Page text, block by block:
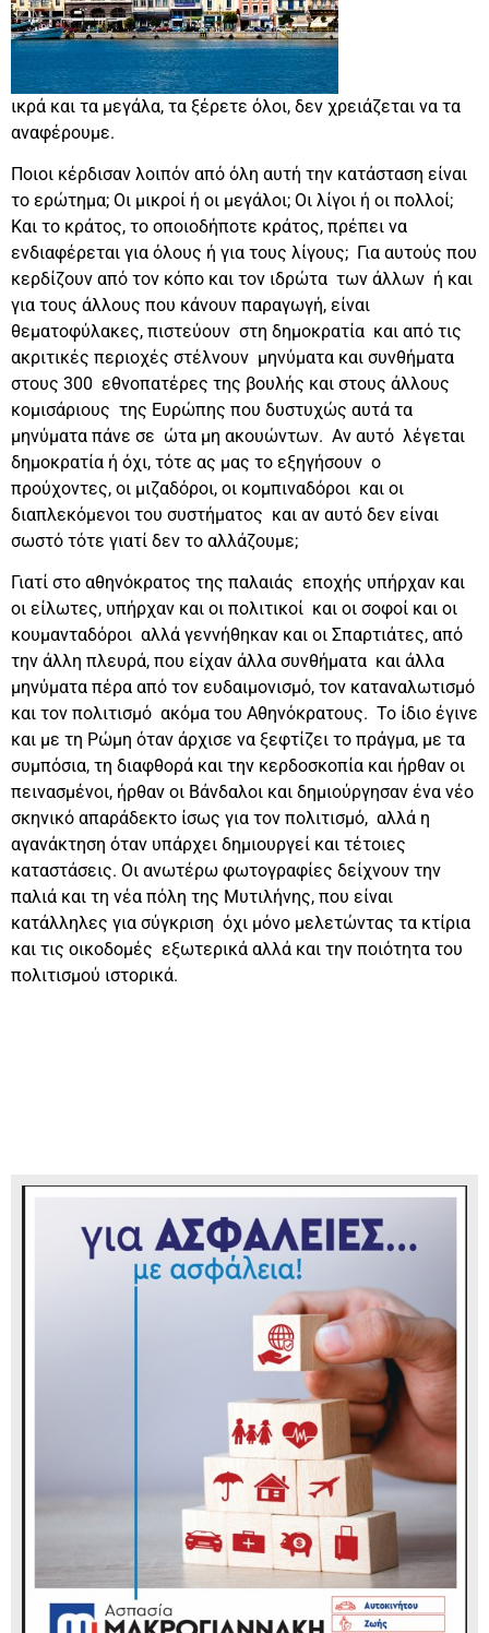
ικρά και τα μεγάλα, τα ξέρετε όλοι, δεν χρειάζεται να τα
αναφέρουμε.
Ποιοι κέρδισαν λοιπόν από όλη αυτή την κατάσταση είναι
το ερώτημα; Οι μικροί ή οι μεγάλοι; Οι λίγοι ή οι πολλοί;
Και το κράτος, το οποιοδήποτε κράτος, πρέπει να
ενδιαφέρεται για όλους ή για τους λίγους; Για αυτούς που
κερδίζουν από τον κόπο και τον ιδρώτα των άλλων ή και
για τους άλλους που κάνουν παραγωγή, είναι
θεματοφύλακες, πιστεύουν στη δημοκρατία και από τις
ακριτικές περιοχές στέλνουν μηνύματα και συνθήματα
στους 300 εθνοπατέρες της βουλής και στους άλλους
κομισάριους της Ευρώπης που δυστυχώς αυτά τα
μηνύματα πάνε σε ώτα μη ακουώντων. Αν αυτό λέγεται
δημοκρατία ή όχι, τότε ας μας το εξηγήσουν ο
προύχοντες, οι μιζαδόροι, οι κομπιναδόροι και οι
διαπλεκόμενοι του συστήματος και αν αυτό δεν είναι
σωστό τότε γιατί δεν το αλλάζουμε;
Γιατί στο αθηνόκρατος της παλαιάς εποχής υπήρχαν και
οι είλωτες, υπήρχαν και οι πολιτικοί και οι σοφοί και οι
κουμανταδόροι αλλά γεννήθηκαν και οι Σπαρτιάτες, από
την άλλη πλευρά, που είχαν άλλα συνθήματα και άλλα
μηνύματα πέρα από τον ευδαιμονισμό, τον καταναλωτισμό
και τον πολιτισμό ακόμα του Αθηνόκρατους. Το ίδιο έγινε
και με τη Ρώμη όταν άρχισε να ξεφτίζει το πράγμα, με τα
συμπόσια, τη διαφθορά και την κερδοσκοπία και ήρθαν οι
πεινασμένοι, ήρθαν οι Βάνδαλοι και δημιούργησαν ένα νέο
σκηνικό απαράδεκτο ίσως για τον πολιτισμό, αλλά η
αγανάκτηση όταν υπάρχει δημιουργεί και τέτοιες
καταστάσεις. Οι ανωτέρω φωτογραφίες δείχνουν την
παλιά και τη νέα πόλη της Μυτιλήνης, που είναι
κατάλληλες για σύγκριση όχι μόνο μελετώντας τα κτίρια
και τις οικοδομές εξωτερικά αλλά και την ποιότητα του
πολιτισμού ιστορικά.